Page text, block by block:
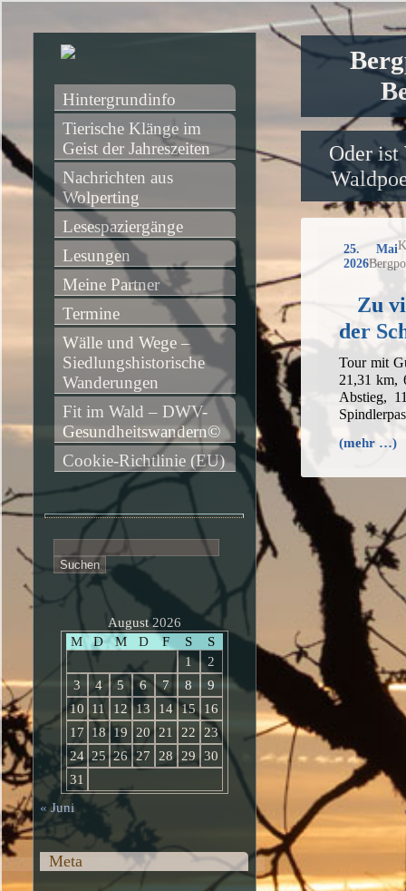
Oder ist
25. Mai
2026
Zu
der
Tour mit
21,31 km,
Abstieg,
(mehr …)
Hintergrundinfo
Tierische Klänge im
Geist der Jahreszeiten
Nachrichten aus
Wolperting
Lesespaziergänge
Lesungen
Meine Partner
Termine
Wälle und Wege –
Siedlungshistorische
Wanderungen
Fit im Wald – DWV-
Gesundheitswandern©
Cookie-Richtlinie (EU)
nach:
August 2026
M
D M D F S
S
1
2
3
4 5 6 7 8
9
10
11 12 13 14 15
16
17
18 19 20 21 22
23
24 25 26 27 28 29
30
31
« Juni
Meta